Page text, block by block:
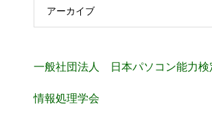
アーカイブ
一般社団法人 日本パソコン能力検
情報処理学会